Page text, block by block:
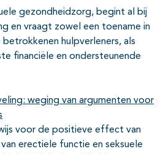
gezondheidzorg, begint al bij
en vraagt zowel een toename in
betrokkenen hulpverleners, als
financiële en ondersteunende
weging van argumenten voor
voor de positieve effect van
erectiele functie en seksuele